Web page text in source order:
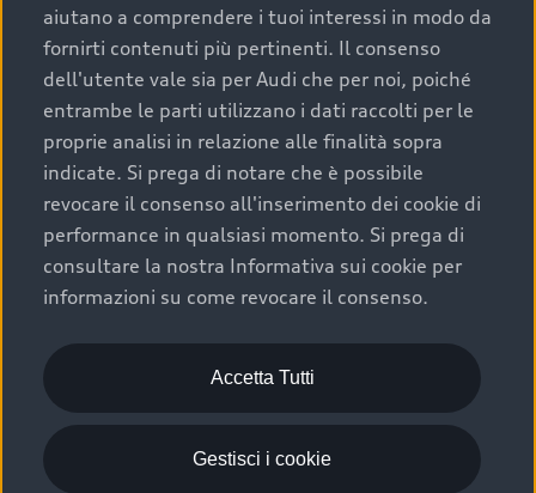
condizioni della carrozzeria e degli interni: una
buona conservazione evidenzia cura e attenzione del
precedente proprietario;
efficienza meccanica: motore, trasmissione e
componenti principali in ottimo stato garantiscono
prestazioni affidabili e sicure.
Acquistare un’auto usata in una Concessionaria ufficiale
Audi che offre l’usato garantito tramite Audi Prima
Scelta :plus, significa affidarsi ad un prodotto che viene
sottoposto a 110 controlli approfonditi e coperto da
garanzia fino a 4 anni per una maggiore tutela del tuo
acquisto.
aiutano a comprendere i tuoi interessi in modo da
fornirti contenuti più pertinenti. Il consenso
dell'utente vale sia per Audi che per noi, poiché
entrambe le parti utilizzano i dati raccolti per le
proprie analisi in relazione alle finalità sopra
indicate. Si prega di notare che è possibile
revocare il consenso all'inserimento dei cookie di
performance in qualsiasi momento. Si prega di
consultare la nostra Informativa sui cookie per
informazioni su come revocare il consenso.
Accetta Tutti
Gestisci i cookie